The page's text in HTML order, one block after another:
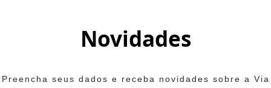
Novidades
Preencha seus dados e receba novidades sobre a Via